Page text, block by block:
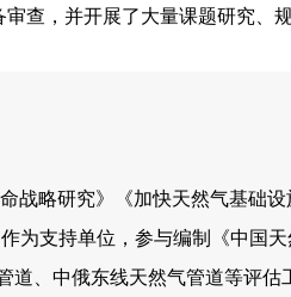
查，并开展了大量课题研究、规
略研究》《加快天然气基础设
为支持单位，参与编制《中国
、中俄东线天然气管道等评估